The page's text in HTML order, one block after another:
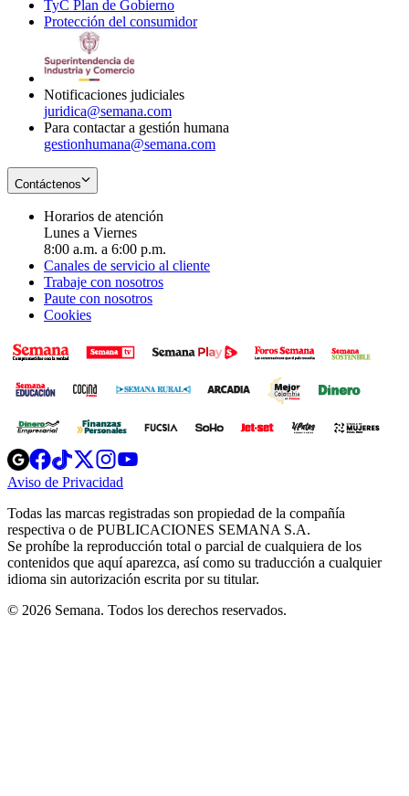
new
window
in
new
TyC Plan de Gobierno
in
Protección del consumidorOpens
Notificaciones judiciales
juridica@semana.com
Para contactar a gestión humana
gestionhumana@semana.com
Contáctenos
Horarios de atención
Lunes a Viernes
8:00 a.m. a 6:00 p.m.
Canales de servicio al cliente
Trabaje con nosotros
Paute con nosotros
Cookies
Opens
in
new
Opens
in
new
Opens
in
new
window
Opens
new
windowwindow
Aviso de Privacidad
new
window
Todas las marcas registradas son propiedad de la compañía
respectiva o de PUBLICACIONES SEMANA S.A.
Se prohíbe la reproducción total o parcial de cualquiera de los
contenidos que aquí aparezca, así como su traducción a cualquier
idioma sin autorización escrita por su titular.
© 2026 Semana. Todos los derechos reservados.